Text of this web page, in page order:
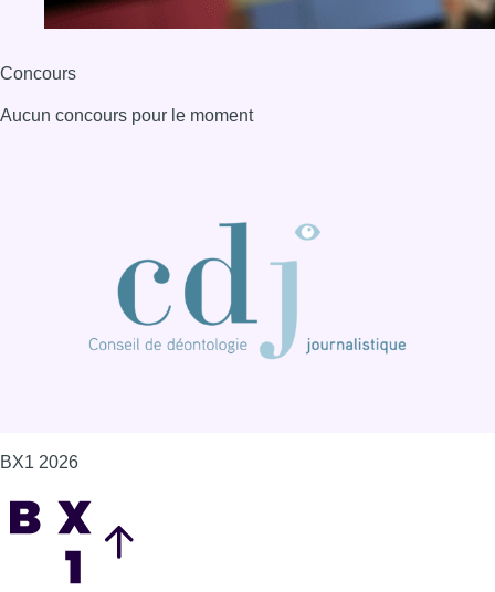
Concours
Aucun concours pour le moment
BX1 2026